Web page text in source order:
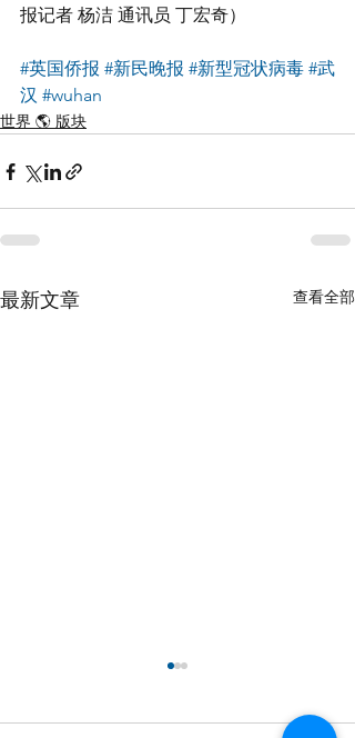
报记者 杨洁 通讯员 丁宏奇）
#英国侨报 #新民晚报 #新型冠状病毒 #武
汉 #wuhan
世界 🌎 版块
最新文章 查看全部